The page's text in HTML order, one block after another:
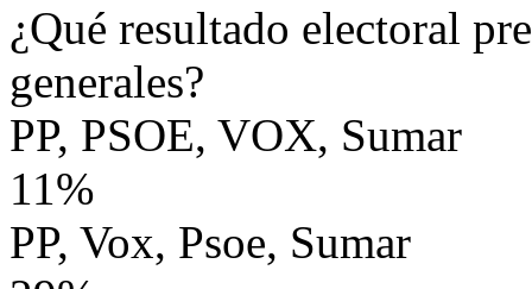
¿Qué resultado electoral
generales?
PP, PSOE, VOX, Sumar
11%
PP, Vox, Psoe, Sumar